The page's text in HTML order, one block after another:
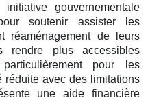
gouvernementale
soutenir assister les
réaménagement de leurs
plus accessibles
pour les
réduite avec des limitations
une aide financière